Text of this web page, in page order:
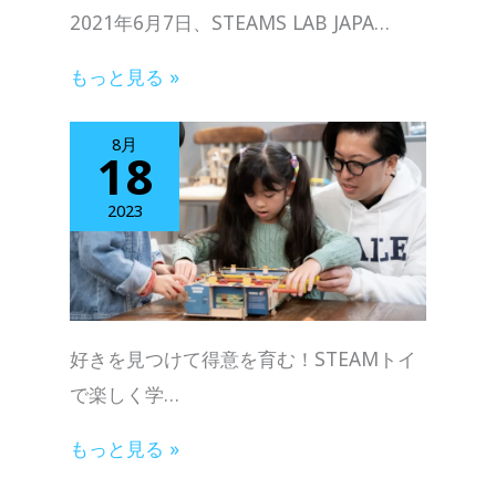
2021年6⽉7⽇、STEAMS LAB JAPA…
もっと見る »
8月
18
2023
好きを見つけて得意を育む！STEAMトイ
で楽しく学…
もっと見る »